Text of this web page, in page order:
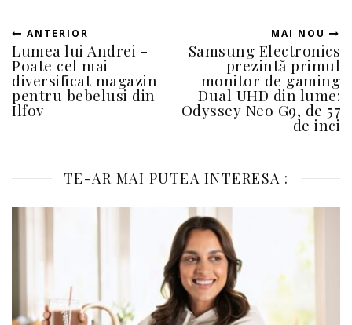
ANTERIOR
Lumea lui Andrei -
Poate cel mai
diversificat magazin
pentru bebelusi din
Ilfov
MAI NOU
Samsung Electronics
prezintă primul
monitor de gaming
Dual UHD din lume:
Odyssey Neo G9, de 57
de inci
TE-AR MAI PUTEA INTERESA :